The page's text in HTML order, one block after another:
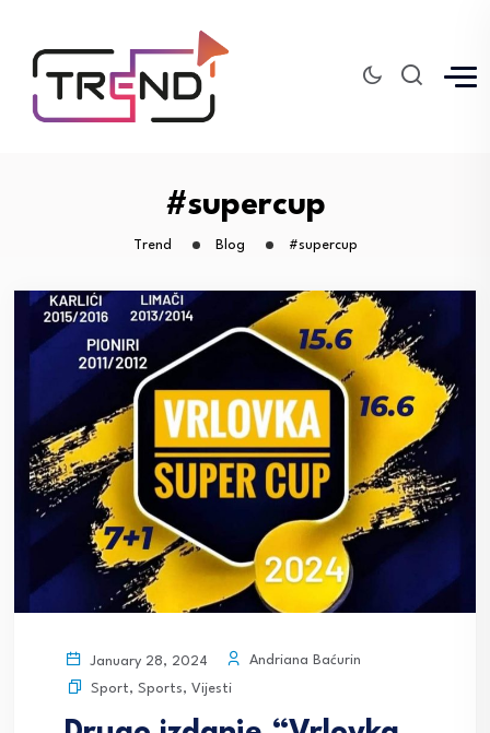
#supercup
Trend Blog #supercup
January 28, 2024
Andriana Baćurin
Sport, Sports, Vijesti